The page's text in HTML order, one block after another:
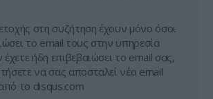
στη συζήτηση έχουν μόνο όσοι
το email τους στην υπηρεσία
ήδη επιβεβαιώσει το email σας,
να σας αποσταλεί νέο email
το disqus.com